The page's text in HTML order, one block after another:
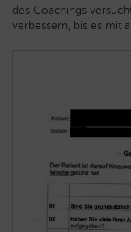
des Coachings
verbessern, bis es mit